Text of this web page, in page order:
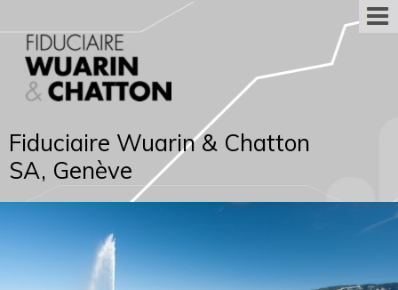
Fiduciaire Wuarin & Chatton
SA, Genève